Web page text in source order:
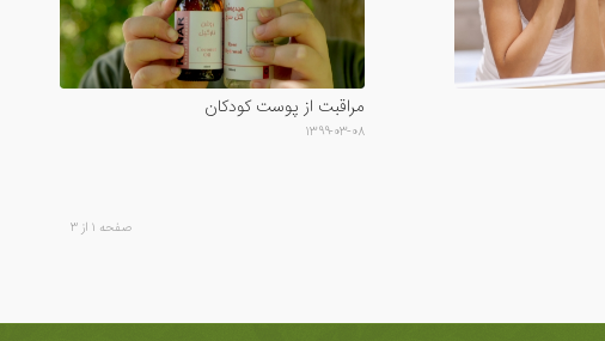
مراقبت از پوست کودکان
۱۳۹۹-۰۳-۰۸
صفحه ۱ از ۳